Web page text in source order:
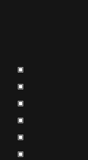
▣
▣
▣
▣
▣
▣